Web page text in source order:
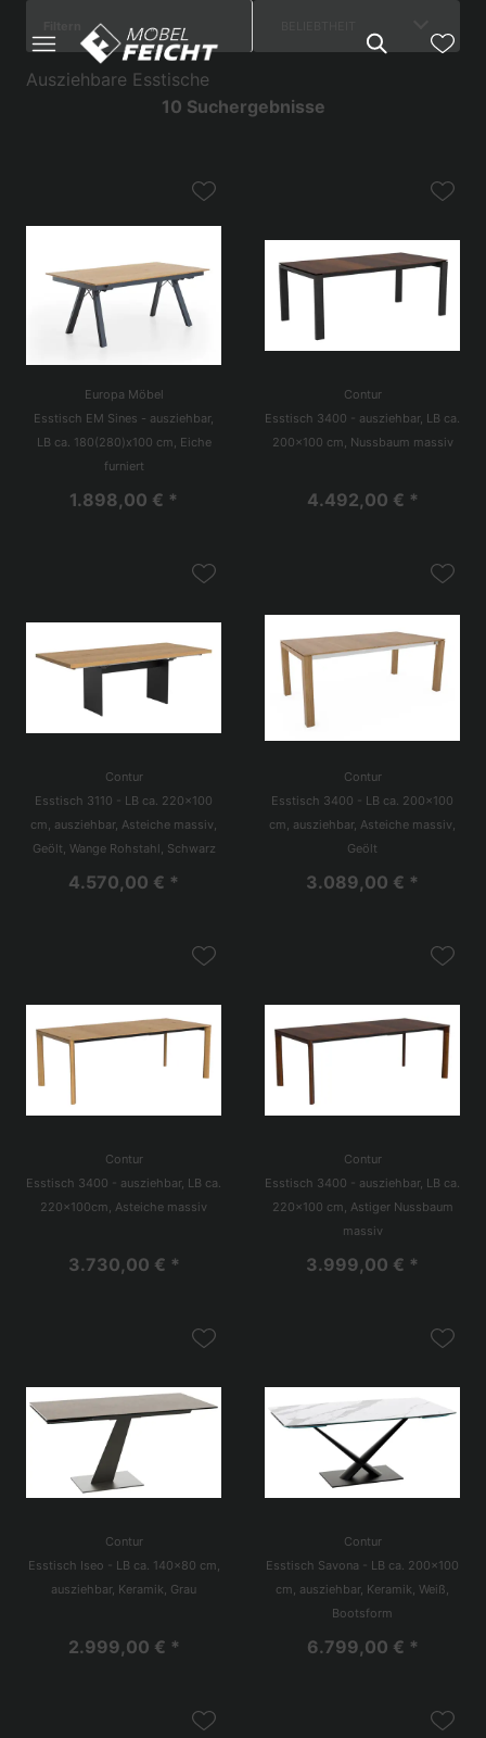
Ausziehbare Esstische
10 Suchergebnisse
Europa Möbel
Esstisch EM Sines - ausziehbar,
LB ca. 180(280)x100 cm, Eiche
furniert
1.898,00 € *
Contur
Esstisch 3400 - ausziehbar, LB ca.
200x100 cm, Nussbaum massiv
4.492,00 € *
Contur
Esstisch 3110 - LB ca. 220x100
cm, ausziehbar, Asteiche massiv,
Geölt, Wange Rohstahl, Schwarz
4.570,00 € *
Contur
Esstisch 3400 - LB ca. 200x100
cm, ausziehbar, Asteiche massiv,
Geölt
3.089,00 € *
Contur
Esstisch 3400 - ausziehbar, LB ca.
220x100cm, Asteiche massiv
3.730,00 € *
Contur
Esstisch 3400 - ausziehbar, LB ca.
220x100 cm, Astiger Nussbaum
massiv
3.999,00 € *
Contur
Esstisch Iseo - LB ca. 140x80 cm,
ausziehbar, Keramik, Grau
2.999,00 € *
Contur
Esstisch Savona - LB ca. 200x100
cm, ausziehbar, Keramik, Weiß,
Bootsform
6.799,00 € *